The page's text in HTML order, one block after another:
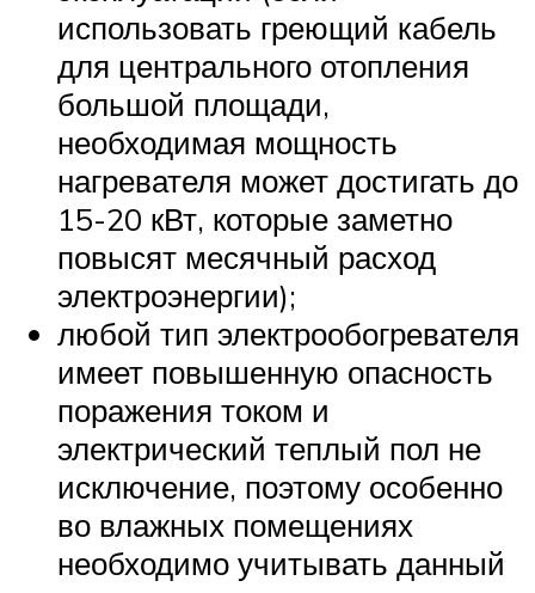
использовать греющий кабель
для центрального отопления
большой площади,
необходимая мощность
нагревателя может достигать до
15-20 кВт, которые заметно
повысят месячный расход
электроэнергии);
любой тип электрообогревателя
имеет повышенную опасность
поражения током и
электрический теплый пол не
исключение, поэтому особенно
во влажных помещениях
необходимо учитывать данный